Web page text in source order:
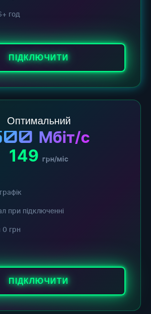
год
ПІДКЛЮЧИТИ
Оптимальний
Мбіт/с
149 грн/міс
при підключенні
0 грн
ПІДКЛЮЧИТИ